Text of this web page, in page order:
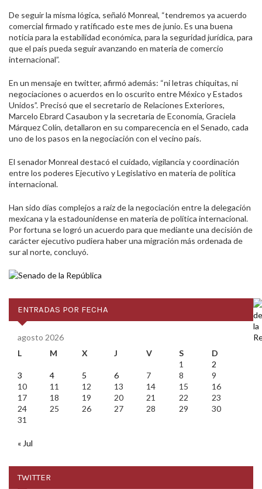
De seguir la misma lógica, señaló Monreal, “tendremos ya acuerdo
comercial firmado y ratificado este mes de junio. Es una buena
noticia para la estabilidad económica, para la seguridad jurídica, para
que el país pueda seguir avanzando en materia de comercio
internacional”.
En un mensaje en twitter, afirmó además: “ni letras chiquitas, ni
negociaciones o acuerdos en lo oscurito entre México y Estados
Unidos”. Precisó que el secretario de Relaciones Exteriores,
Marcelo Ebrard Casaubon y la secretaria de Economía, Graciela
Márquez Colín, detallaron en su comparecencia en el Senado, cada
uno de los pasos en la negociación con el vecino país.
El senador Monreal destacó el cuidado, vigilancia y coordinación
entre los poderes Ejecutivo y Legislativo en materia de política
internacional.
Han sido días complejos a raíz de la negociación entre la delegación
mexicana y la estadounidense en materia de política internacional.
Por fortuna se logró un acuerdo para que mediante una decisión de
carácter ejecutivo pudiera haber una migración más ordenada de
sur al norte, concluyó.
ENTRADAS POR FECHA
agosto 2026
L
M X J V S
D
1
2
3
4 5 6 7 8
9
10
11 12 13 14 15
16
17
18 19 20 21 22
23
24
25 26 27 28 29
30
31
« Jul
TWITTER